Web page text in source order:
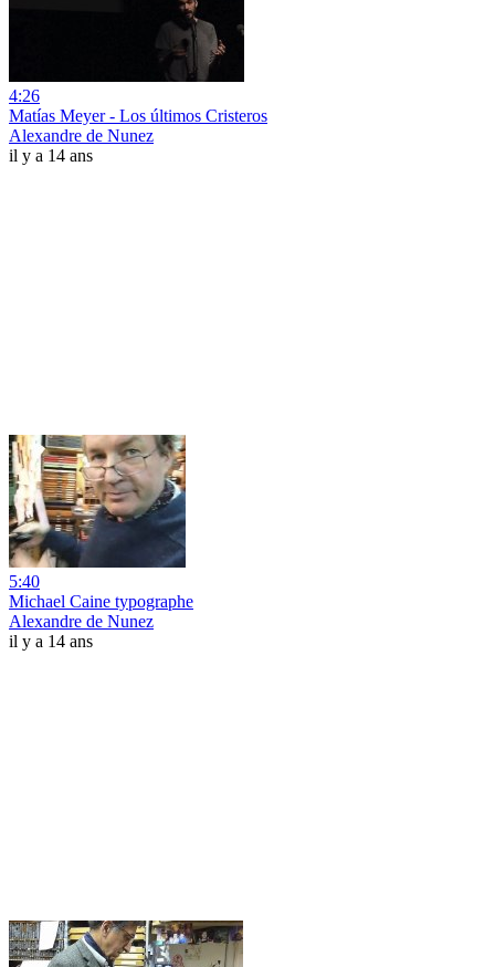
4:26
Matías Meyer - Los últimos Cristeros
Alexandre de Nunez
il y a 14 ans
5:40
Michael Caine typographe
Alexandre de Nunez
il y a 14 ans